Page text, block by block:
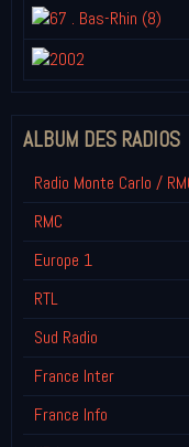
ALBUM DES RADIOS
Radio Monte Carlo /
RMC
Europe 1
RTL
Sud Radio
France Inter
France Info